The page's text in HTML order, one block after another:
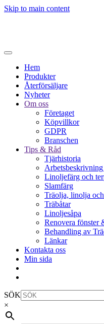
Skip to main content
Hem
Produkter
Återförsäljare
Nyheter
Om oss
Företaget
Köpvillkor
GDPR
Branschen
Tips & Råd
Tjärhistoria
Linoljefärg och
Slamfärg
Träolja, linolja
Träbåtar
Linoljesåpa
Renovera fönster
Behandling av
Länkar
Kontakta oss
Min sida
SÖK
×